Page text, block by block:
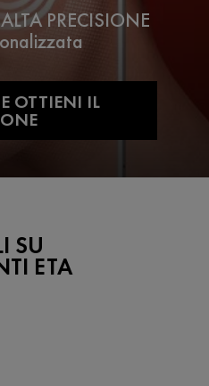
PRECISIONE
OTTIENI IL
SU
ETA